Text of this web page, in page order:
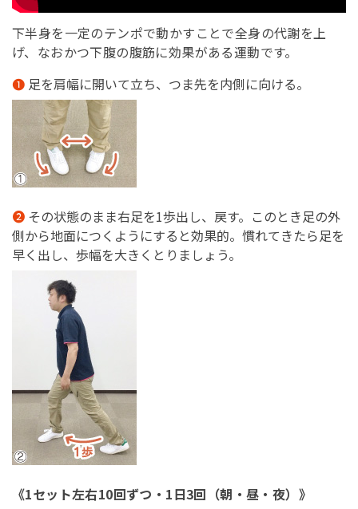
下半身を一定のテンポで動かすことで全身の代謝を上
げ、なおかつ下腹の腹筋に効果がある運動です。
足を肩幅に開いて立ち、つま先を内側に向ける。
その状態のまま右足を1歩出し、戻す。このとき足の外
側から地面につくようにすると効果的。慣れてきたら足を
早く出し、歩幅を大きくとりましょう。
《1セット左右10回ずつ・1日3回（朝・昼・夜）》